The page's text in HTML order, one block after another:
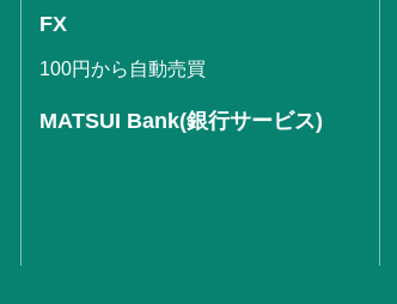
FX
100円から自動売買
MATSUI Bank(銀行サービス)